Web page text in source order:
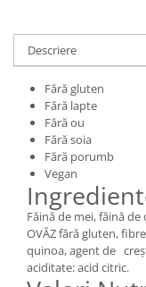
Imunitate
Memorie
Somn usor
Produse sanatate
Produse pentru Ea
Potenta barbati
Produse pentru
Proteine
Suplimente fitness
Batoane proteice
Pentru antrenament
Sucuri
Produse instant
Paste
Snacksuri
Superalimente
Atelierul de cafea si
Cafea
Ceaiuri simple
Ceaiuri medicinale
Ceaiuri Maté
Descriere
Fără gluten
Fără lapte
Fără ou
Fără soia
Fără porumb
Vegan
Făină de mei, făină
OVĂZ fără gluten,
quinoa, agent de
aciditate: acid citric.